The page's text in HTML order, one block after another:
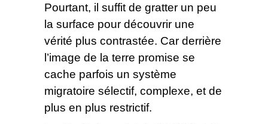
Pourtant, il suffit de gratter un peu
la surface pour découvrir une
vérité plus contrastée. Car derrière
l’image de la terre promise se
cache parfois un système
migratoire sélectif, complexe, et de
plus en plus restrictif.